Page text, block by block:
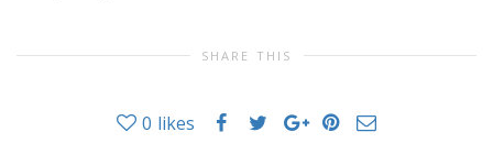
SHARE THIS
0 likes